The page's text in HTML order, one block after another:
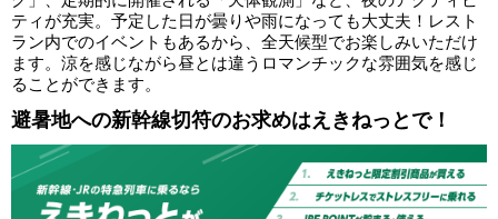
ティが充実。予定した日が曇りや雨になっても大丈夫！レスト
ラン内でのイベントもあるから、全天候型でお楽しみいただけ
ます。涼を感じながら昼とは違うロマンチックな雰囲気を感じ
ることができます。
避暑地への新幹線切符のお求めはえきねっとで！